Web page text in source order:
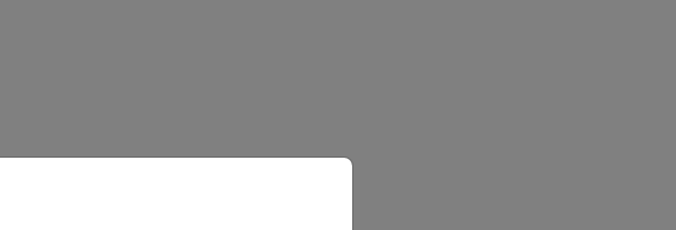
the appropriate version of our website.